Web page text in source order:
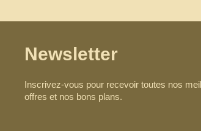
Newsletter
Inscrivez-vous pour recevoir toutes nos
offres et nos bons plans.